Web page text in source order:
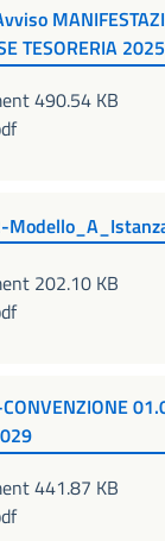
TESORERIA
490.54 KB
202.10 KB
441.87 KB